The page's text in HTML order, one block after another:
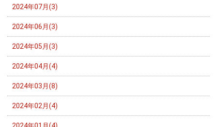
2024年07月(3)
2024年06月(3)
2024年05月(3)
2024年04月(4)
2024年03月(8)
2024年02月(4)
2024年01月(4)